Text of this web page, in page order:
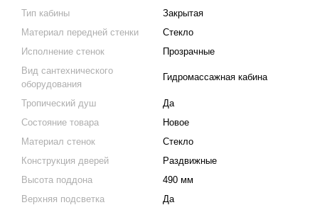
Тип кабины
Закрытая
Материал передней стенки
Стекло
Исполнение стенок
Прозрачные
Вид сантехнического
оборудования
Гидромассажная кабина
Тропический душ
Да
Состояние товара
Новое
Материал стенок
Стекло
Конструкция дверей
Раздвижные
Высота поддона
490 мм
Верхняя подсветка
Да